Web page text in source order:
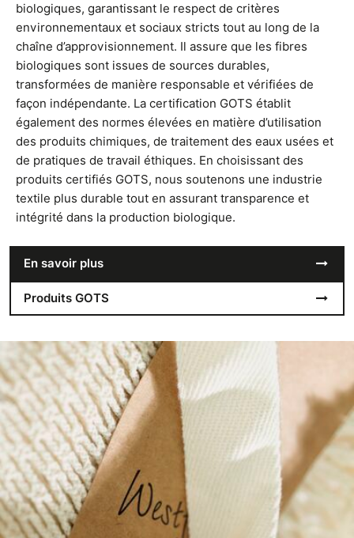
biologiques, garantissant le respect de critères
environnementaux et sociaux stricts tout au long de la
chaîne d’approvisionnement. Il assure que les fibres
biologiques sont issues de sources durables,
transformées de manière responsable et vérifiées de
façon indépendante. La certification GOTS établit
également des normes élevées en matière d’utilisation
des produits chimiques, de traitement des eaux usées et
de pratiques de travail éthiques. En choisissant des
produits certifiés GOTS, nous soutenons une industrie
textile plus durable tout en assurant transparence et
intégrité dans la production biologique.
En savoir plus
Produits GOTS